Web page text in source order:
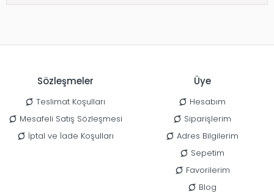
Sözleşmeler
Teslimat Koşulları
Mesafeli Satış Sözleşmesi
İptal ve İade Koşulları
Üye
Hesabım
Siparişlerim
Adres Bilgilerim
Sepetim
Favorilerim
Blog